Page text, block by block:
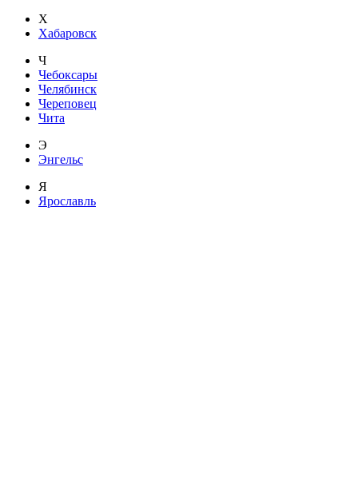
Х
Хабаровск
Ч
Чебоксары
Челябинск
Череповец
Чита
Э
Энгельс
Я
Ярославль